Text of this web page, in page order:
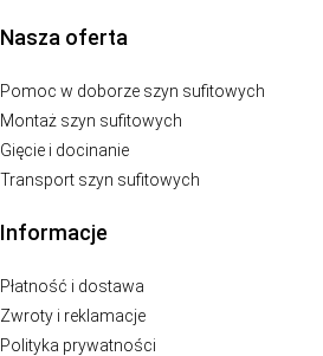
Nasza oferta
Pomoc w doborze szyn sufitowych
Montaż szyn sufitowych
Gięcie i docinanie
Transport szyn sufitowych
Informacje
Płatność i dostawa
Zwroty i reklamacje
Polityka prywatności